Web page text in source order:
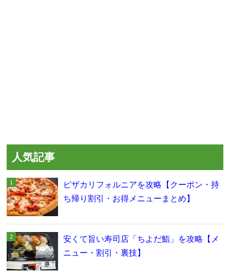
人気記事
ピザカリフォルニアを攻略【クーポン・持
ち帰り割引・お得メニューまとめ】
安くて旨い寿司店「ちよだ鮨」を攻略【メ
ニュー・割引・裏技】